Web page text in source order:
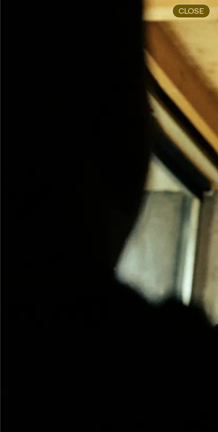
CLOSE